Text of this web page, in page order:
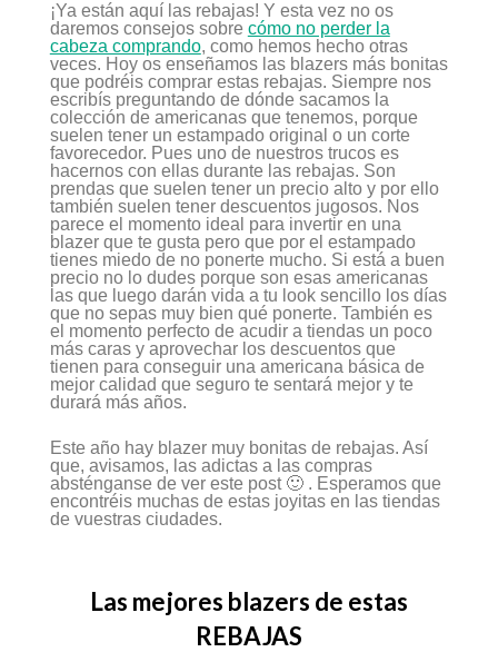
¡Ya están aquí las rebajas! Y esta vez no os
daremos consejos sobre cómo no perder la
cabeza comprando, como hemos hecho otras
veces. Hoy os enseñamos las blazers más bonitas
que podréis comprar estas rebajas. Siempre nos
escribís preguntando de dónde sacamos la
colección de americanas que tenemos, porque
suelen tener un estampado original o un corte
favorecedor. Pues uno de nuestros trucos es
hacernos con ellas durante las rebajas. Son
prendas que suelen tener un precio alto y por ello
también suelen tener descuentos jugosos. Nos
parece el momento ideal para invertir en una
blazer que te gusta pero que por el estampado
tienes miedo de no ponerte mucho. Si está a buen
precio no lo dudes porque son esas americanas
las que luego darán vida a tu look sencillo los días
que no sepas muy bien qué ponerte. También es
el momento perfecto de acudir a tiendas un poco
más caras y aprovechar los descuentos que
tienen para conseguir una americana básica de
mejor calidad que seguro te sentará mejor y te
durará más años.
Este año hay blazer muy bonitas de rebajas. Así
que, avisamos, las adictas a las compras
absténganse de ver este post 🙂 . Esperamos que
encontréis muchas de estas joyitas en las tiendas
de vuestras ciudades.
Las mejores blazers de estas
REBAJAS